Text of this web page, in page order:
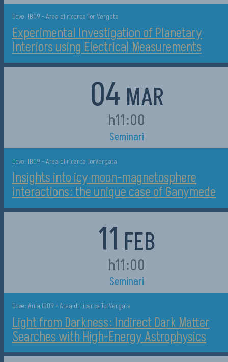
Dove: IB09 - Area di ricerca Tor Vergata
Experimental Investigation of Planetary
Interiors using Electrical Measurements
04 MAR
h11:00
Seminari
Dove: IB09 - Area di ricerca TorVergata
Insights into icy moon-magnetosphere
interactions: the unique case of Ganymede
11 FEB
h11:00
Seminari
Dove: Aula IB09 - Area di ricerca TorVergata
Light from Darkness: Indirect Dark Matter
Searches with High-Energy Astrophysics